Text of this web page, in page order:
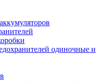
одиночные и